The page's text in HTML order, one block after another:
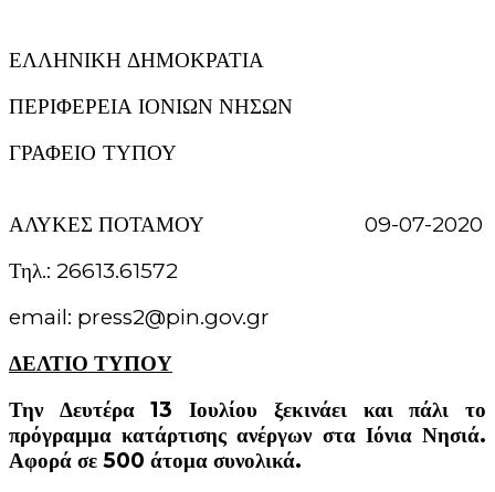
ΕΛΛΗΝΙΚΗ ΔΗΜΟΚΡΑΤΙΑ
ΠΕΡΙΦΕΡΕΙΑ ΙΟΝΙΩΝ ΝΗΣΩΝ
ΓΡΑΦΕΙΟ ΤΥΠΟΥ
ΑΛΥΚΕΣ ΠΟΤΑΜΟΥ 09-07-2020
Τηλ.: 26613.61572
email: press2@pin.gov.gr
ΔΕΛΤΙΟ ΤΥΠΟΥ
Την Δευτέρα 13 Ιουλίου ξεκινάει και πάλι το
πρόγραμμα κατάρτισης ανέργων στα Ιόνια Νησιά.
Αφορά σε 500 άτομα συνολικά.